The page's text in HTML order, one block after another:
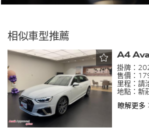
相似車型推薦
A4
掛牌：
售價：
里程： 請
地點： 新
瞭解更多